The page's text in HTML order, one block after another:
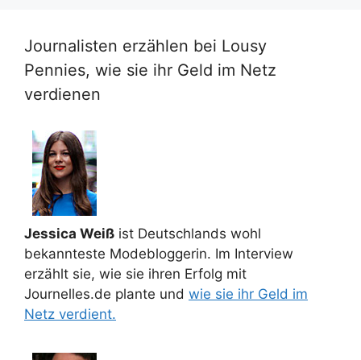
Journalisten erzählen bei Lousy
Pennies, wie sie ihr Geld im Netz
verdienen
Jessica Weiß ist Deutschlands wohl
bekannteste Modebloggerin. Im Interview
erzählt sie, wie sie ihren Erfolg mit
Journelles.de plante und wie sie ihr Geld im
Netz verdient.